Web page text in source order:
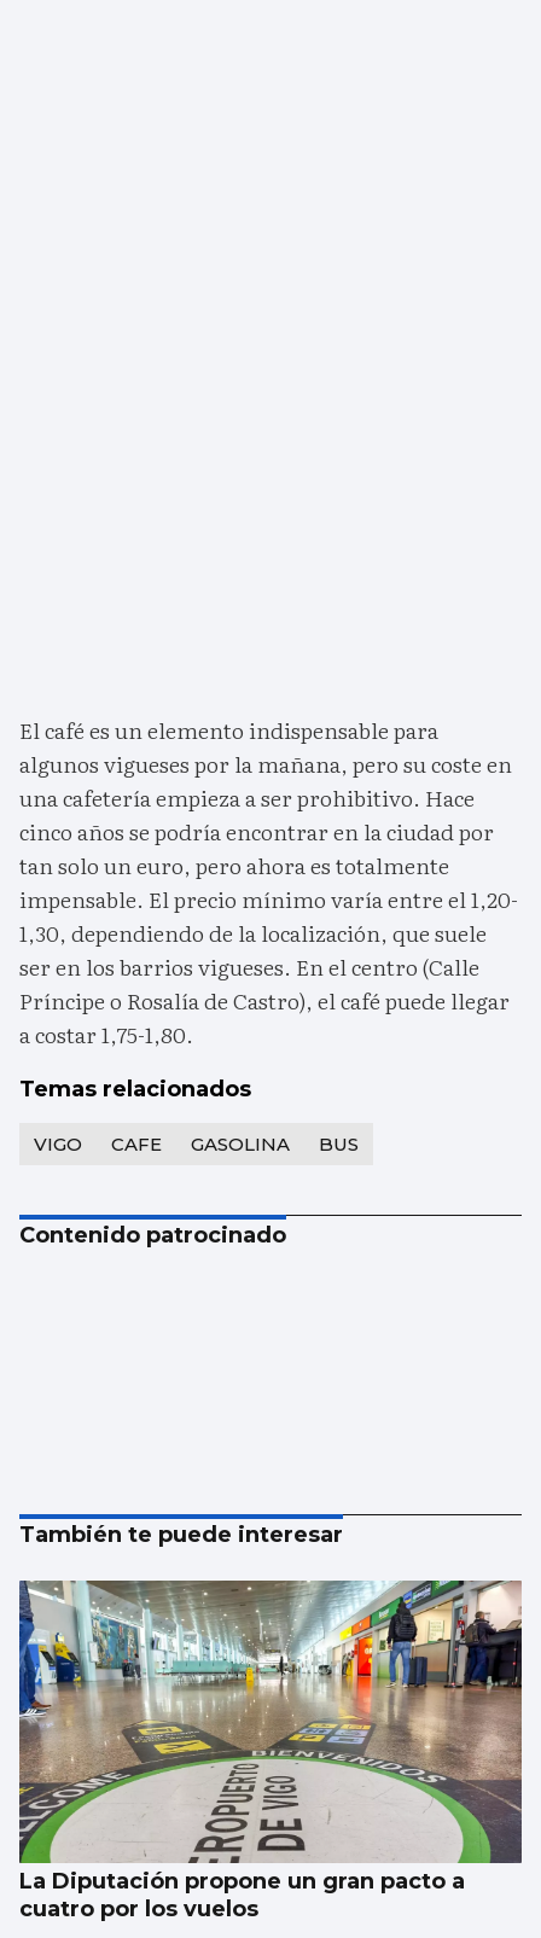
El café es un elemento indispensable para
algunos vigueses por la mañana, pero su coste en
una cafetería empieza a ser prohibitivo. Hace
cinco años se podría encontrar en la ciudad por
tan solo un euro, pero ahora es totalmente
impensable. El precio mínimo varía entre el 1,20-
1,30, dependiendo de la localización, que suele
ser en los barrios vigueses. En el centro (Calle
Príncipe o Rosalía de Castro), el café puede llegar
a costar 1,75-1,80.
Temas relacionados
VIGO CAFE GASOLINA BUS
Contenido patrocinado
También te puede interesar
La Diputación propone un gran pacto a
cuatro por los vuelos